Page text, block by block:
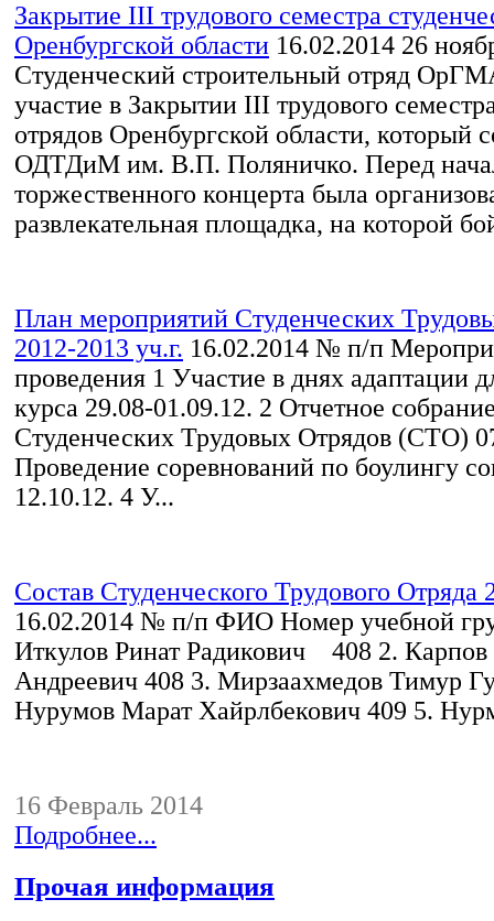
Закрытие III трудового семестра
Оренбургской области 16.02.2014 26
Студенческий строительный отряд
участие в Закрытии III трудового
отрядов Оренбургской области, который
ОДТДиМ им. В.П. Поляничко. Перед
торжественного концерта была
развлекательная площадка, на которой
План мероприятий Студенческих
2012-2013 уч.г. 16.02.2014 № п/п
проведения 1 Участие в днях адаптации
курса 29.08-01.09.12. 2 Отчетное
Студенческих Трудовых Отрядов (СТО)
Проведение соревнований по боулингу
12.10.12. 4 У...
Состав Студенческого Трудового Отряда
16.02.2014 № п/п ФИО Номер учебной
Иткулов Ринат Радикович 408 2.
Андреевич 408 3. Мирзаахмедов Тимур
Нурумов Марат Хайрлбекович 409 5.
16 Февраль 2014
Подробнее...
Прочая информация